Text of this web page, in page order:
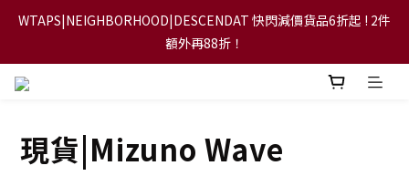
【FLASH SALE 兩件指定現貨產品即享88折】
WTAPS|NEIGHBORHOOD|DESCENDAT 快閃減價貨品6折起 ! 2件
額外再88折！
【立即加入會員，每次消費將可獲禮金回贈下一次使用！】
【FLASH SALE 兩件指定現貨產品即享88折】
現貨|Mizuno Wave